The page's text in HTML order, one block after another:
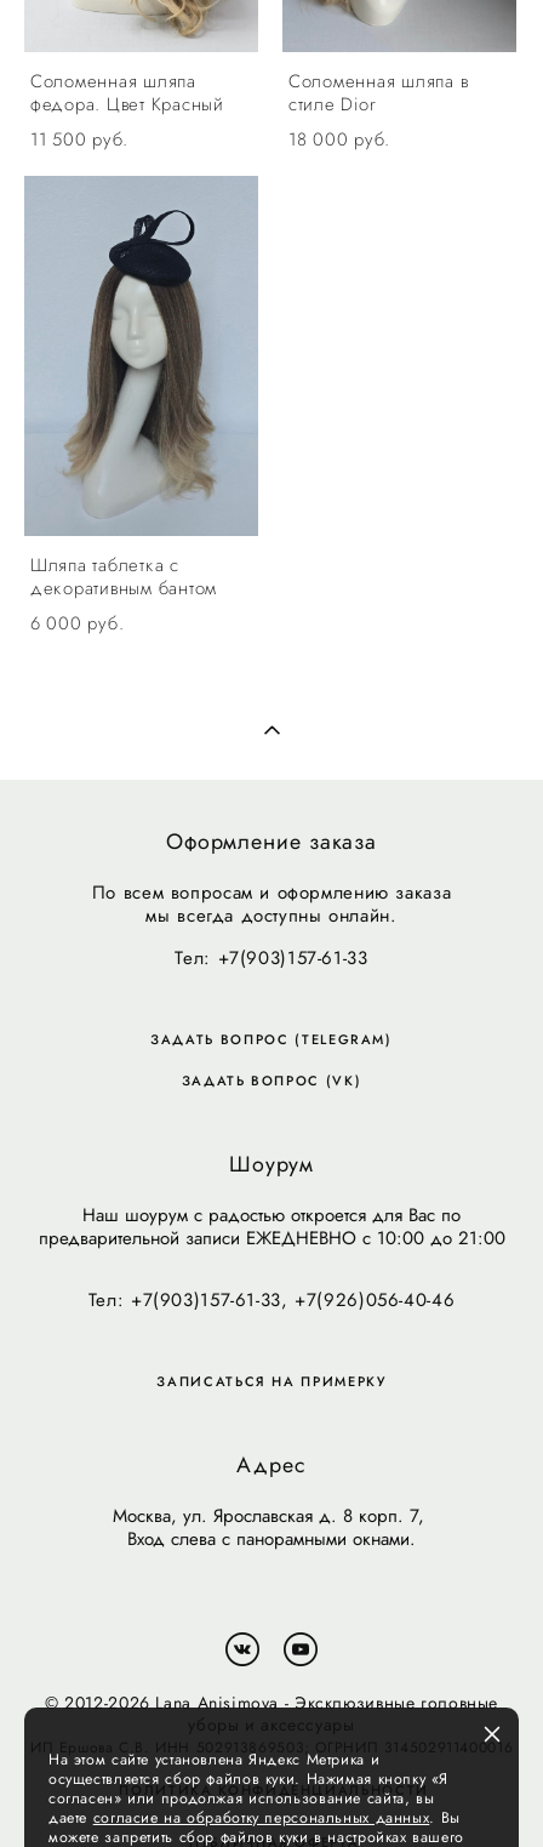
Соломенная шляпа
федора. Цвет Красный
11 500 pуб.
Соломенная шляпа в
стиле Dior
18 000 pуб.
Шляпа таблетка с
декоративным бантом
6 000 pуб.
Оформление заказа
По всем вопросам и оформлению заказа
мы всегда доступны онлайн.
Тел: +7(903)157-61-33
ЗАДАТЬ ВОПРОС (TELEGRAM)
ЗАДАТЬ ВОПРОС (VK)
Шоурум
Наш шоурум с радостью откроется для Вас по
предварительной записи ЕЖЕДНЕВНО с 10:00 до 21:00
Тел: +7(903)157-61-33, +7(926)056-40-46
ЗАПИСАТЬСЯ НА ПРИМЕРКУ
Адрес
Москва, ул. Ярославская д. 8 корп. 7,
Вход слева с панорамными окнами.
© 2012-2026 Lana Anisimova - Эксклюзивные головные
уборы и аксессуары
ИП Ершова С.В. ИНН 502913869503; ОГРНИП 314502911400016
ПОЛИТИКА КОНФИДЕНЦИАЛЬНОСТИ
ПУБЛИЧНАЯ ОФЕРТА
На этом сайте установлена Яндекс Метрика и
осуществляется сбор файлов куки. Нажимая кнопку «Я
согласен» или продолжая использование сайта, вы
даете согласие на обработку персональных данных. Вы
можете запретить сбор файлов куки в настройках вашего